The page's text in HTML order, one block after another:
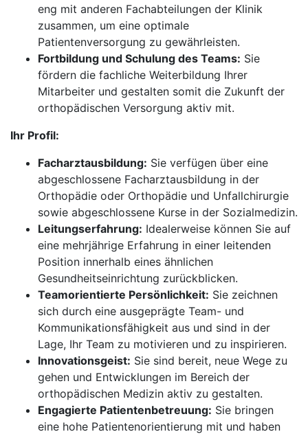
eng mit anderen Fachabteilungen der Klinik
zusammen, um eine optimale
Patientenversorgung zu gewährleisten.
Fortbildung und Schulung des Teams: Sie
fördern die fachliche Weiterbildung Ihrer
Mitarbeiter und gestalten somit die Zukunft der
orthopädischen Versorgung aktiv mit.
Ihr Profil:
Facharztausbildung: Sie verfügen über eine
abgeschlossene Facharztausbildung in der
Orthopädie oder Orthopädie und Unfallchirurgie
sowie abgeschlossene Kurse in der Sozialmedizin.
Leitungserfahrung: Idealerweise können Sie auf
eine mehrjährige Erfahrung in einer leitenden
Position innerhalb eines ähnlichen
Gesundheitseinrichtung zurückblicken.
Teamorientierte Persönlichkeit: Sie zeichnen
sich durch eine ausgeprägte Team- und
Kommunikationsfähigkeit aus und sind in der
Lage, Ihr Team zu motivieren und zu inspirieren.
Innovationsgeist: Sie sind bereit, neue Wege zu
gehen und Entwicklungen im Bereich der
orthopädischen Medizin aktiv zu gestalten.
Engagierte Patientenbetreuung: Sie bringen
eine hohe Patientenorientierung mit und haben